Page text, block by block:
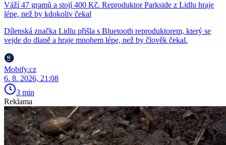
Váží 47 gramů a stojí 400 Kč. Reproduktor Parkside z Lidlu hraje
lépe, než by kdokoliv čekal
Dílenská značka Lidlu přišla s Bluetooth reproduktorem, který se
vejde do dlaně a hraje mnohem lépe, než by člověk čekal.
Mobify.cz
6. 8. 2026, 21:08
3 min
Reklama